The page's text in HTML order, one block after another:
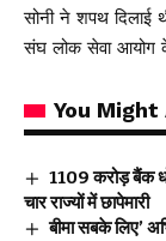
सोनी ने शपथ
संघ लोक सेवा आयोग
You Might
₹1109 करोड़ बैंक
चार राज्यों में छापेमारी
बीमा सबके लिए’